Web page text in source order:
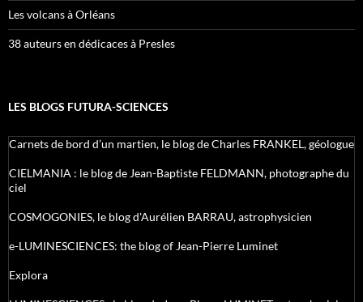
Les volcans à Orléans
38 auteurs en dédicaces à Presles
LES BLOGS FUTURA-SCIENCES
Carnets de bord d’un martien, le blog de Charles FRANKEL, géologue
CIELMANIA : le blog de Jean-Baptiste FELDMANN, photographe du
ciel
COSMOGONIES, le blog d'Aurélien BARRAU, astrophysicien
e-LUMINESCIENCES: the blog of Jean-Pierre Luminet
Explora